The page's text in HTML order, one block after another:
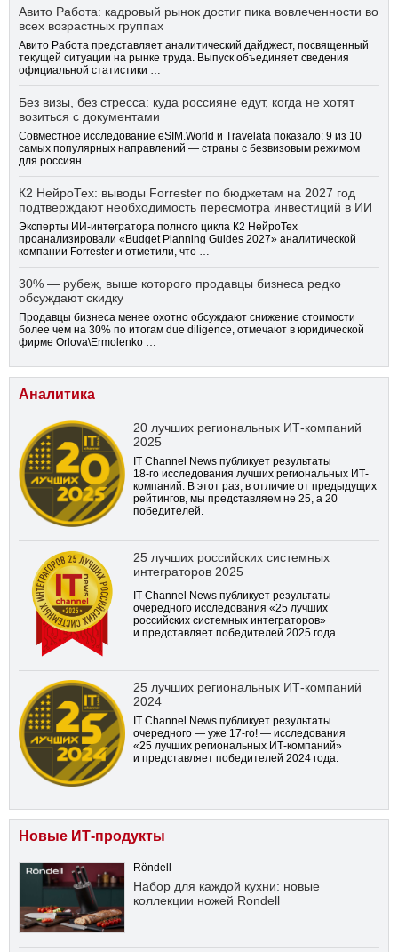
Авито Работа: кадровый рынок достиг пика вовлеченности во
всех возрастных группах
Авито Работа представляет аналитический дайджест, посвященный
текущей ситуации на рынке труда. Выпуск объединяет сведения
официальной статистики …
Без визы, без стресса: куда россияне едут, когда не хотят
возиться с документами
Совместное исследование eSIM.World и Travelata показало: 9 из 10
самых популярных направлений — страны с безвизовым режимом
для россиян
К2 НейроТех: выводы Forrester по бюджетам на 2027 год
подтверждают необходимость пересмотра инвестиций в ИИ
Эксперты ИИ-интегратора полного цикла К2 НейроТех
проанализировали «Budget Planning Guides 2027» аналитической
компании Forrester и отметили, что …
30% — рубеж, выше которого продавцы бизнеса редко
обсуждают скидку
Продавцы бизнеса менее охотно обсуждают снижение стоимости
более чем на 30% по итогам due diligence, отмечают в юридической
фирме Orlova\Ermolenko …
Аналитика
20 лучших региональных ИТ-компаний
2025
IT Channel News публикует результаты
18-го исследования лучших региональных ИТ-
компаний. В этот раз, в отличие от предыдущих
рейтингов, мы представляем не 25, а 20
победителей.
25 лучших российских системных
интеграторов 2025
IT Channel News публикует результаты
очередного исследования «25 лучших
российских системных интеграторов»
и представляет победителей 2025 года.
25 лучших региональных ИТ-компаний
2024
IT Channel News публикует результаты
очередного — уже 17-го! — исследования
«25 лучших региональных ИТ-компаний»
и представляет победителей 2024 года.
Новые ИТ-продукты
Röndell
Набор для каждой кухни: новые
коллекции ножей Rondell